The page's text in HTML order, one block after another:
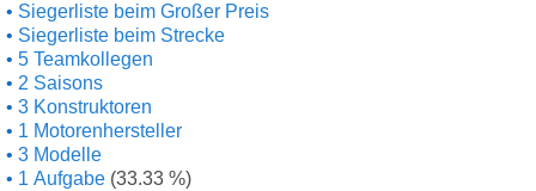
Siegerliste beim Großer Preis
Siegerliste beim Strecke
5 Teamkollegen
2 Saisons
3 Konstruktoren
1 Motorenhersteller
3 Modelle
1 Aufgabe (33.33 %)